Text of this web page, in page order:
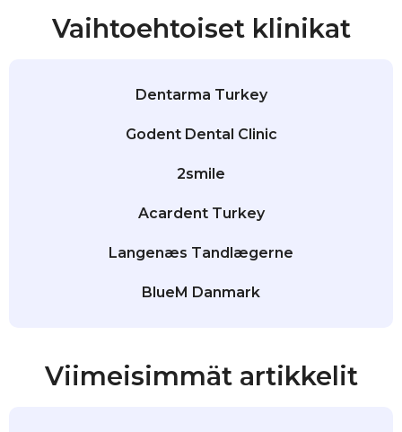
Vaihtoehtoiset klinikat
Dentarma Turkey
Godent Dental Clinic
2smile
Acardent Turkey
Langenæs Tandlægerne
BlueM Danmark
Viimeisimmät artikkelit